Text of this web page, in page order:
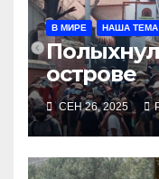
В МИРЕ НАША ТЕМА
острове
СЕН 26, 2025